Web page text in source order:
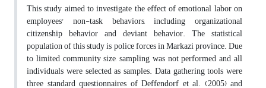
This study aimed to investigate the effect of emotional labor on
employees' non-task behaviors, including organizational
citizenship behavior and deviant behavior. The statistical
population of this study is police forces in Markazi province. Due
to limited community size, sampling was not performed and all
individuals were selected as samples. Data gathering tools were
three standard questionnaires of Deffendorf et al. (2005) and